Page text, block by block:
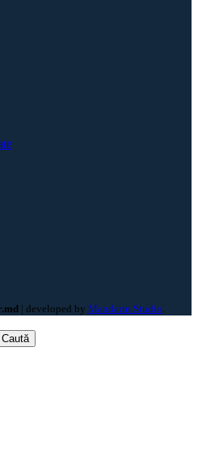
| developed by Mandarin Studio
Caută